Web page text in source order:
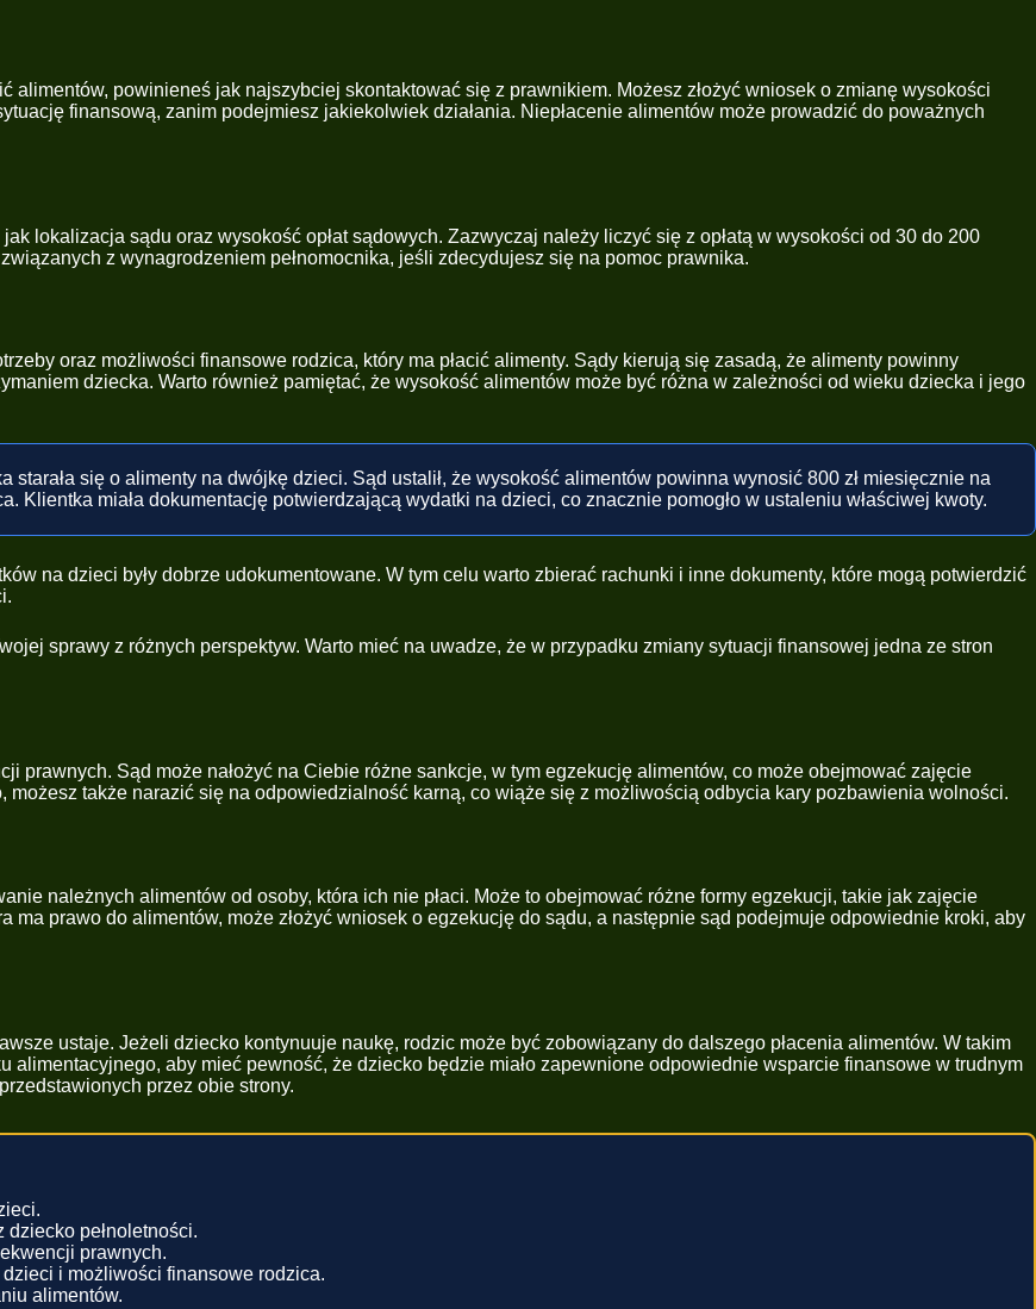
alimentów, powinieneś jak najszybciej skontaktować się z prawnikiem. Możesz złożyć wniosek o zmianę wysokości
finansową, zanim podejmiesz jakiekolwiek działania. Niepłacenie alimentów może prowadzić do poważnych
lokalizacja sądu oraz wysokość opłat sądowych. Zazwyczaj należy liczyć się z opłatą w wysokości od 30 do 200
z wynagrodzeniem pełnomocnika, jeśli zdecydujesz się na pomoc prawnika.
oraz możliwości finansowe rodzica, który ma płacić alimenty. Sądy kierują się zasadą, że alimenty powinny
dziecka. Warto również pamiętać, że wysokość alimentów może być różna w zależności od wieku dziecka i jego
starała się o alimenty na dwójkę dzieci. Sąd ustalił, że wysokość alimentów powinna wynosić 800 zł miesięcznie na
Klientka miała dokumentację potwierdzającą wydatki na dzieci, co znacznie pomogło w ustaleniu właściwej kwoty.
na dzieci były dobrze udokumentowane. W tym celu warto zbierać rachunki i inne dokumenty, które mogą potwierdzić
sprawy z różnych perspektyw. Warto mieć na uwadze, że w przypadku zmiany sytuacji finansowej jedna ze stron
prawnych. Sąd może nałożyć na Ciebie różne sankcje, w tym egzekucję alimentów, co może obejmować zajęcie
także narazić się na odpowiedzialność karną, co wiąże się z możliwością odbycia kary pozbawienia wolności.
należnych alimentów od osoby, która ich nie płaci. Może to obejmować różne formy egzekucji, takie jak zajęcie
prawo do alimentów, może złożyć wniosek o egzekucję do sądu, a następnie sąd podejmuje odpowiednie kroki, aby
ustaje. Jeżeli dziecko kontynuuje naukę, rodzic może być zobowiązany do dalszego płacenia alimentów. W takim
alimentacyjnego, aby mieć pewność, że dziecko będzie miało zapewnione odpowiednie wsparcie finansowe w trudnym
przez obie strony.
pełnoletności.
prawnych.
i możliwości finansowe rodzica.
alimentów.